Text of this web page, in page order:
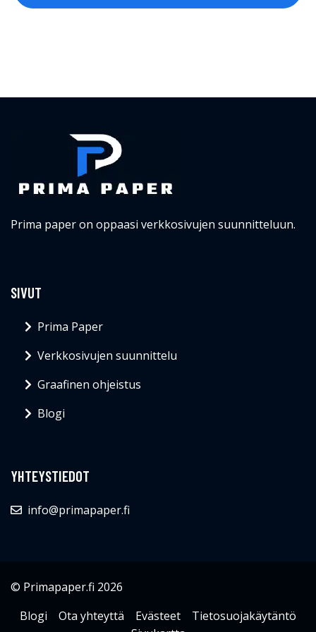
Prima paper on oppaasi verkkosivujen suunnitteluun.
SIVUT
Prima Paper
Verkkosivujen suunnittelu
Graafinen ohjeistus
Blogi
YHTEYSTIEDOT
info@primapaper.fi
© Primapaper.fi 2026
Blogi
Ota yhteyttä Evästeet
Tietosuojakäytäntö